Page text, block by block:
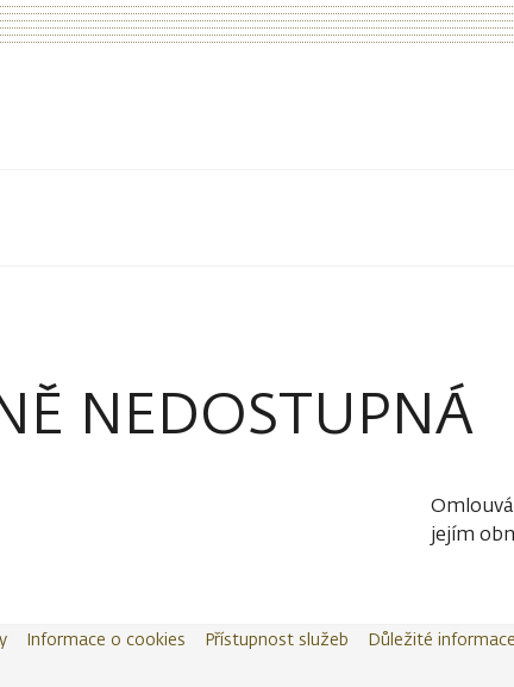
NEDOSTUPNÁ
jejím
Informace o cookies Přístupnost služeb Důležité informace